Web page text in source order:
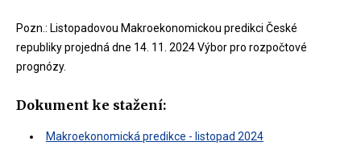
Pozn.: Listopadovou Makroekonomickou predikci České
republiky projedná dne 14. 11. 2024 Výbor pro rozpočtové
prognózy.
Dokument ke stažení:
Makroekonomická predikce - listopad 2024